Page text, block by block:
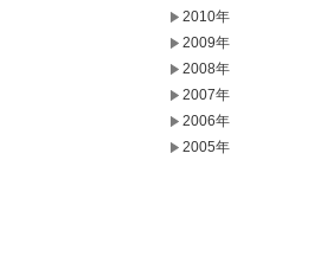
2010年
2009年
2008年
2007年
2006年
2005年